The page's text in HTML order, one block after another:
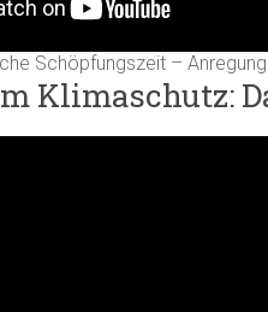
Schöpfungszeit –
Klimaschutz: